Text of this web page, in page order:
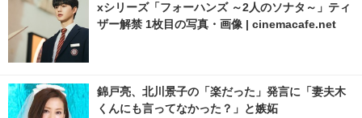
xシリーズ「フォーハンズ ～2人のソナタ～」ティ
ザー解禁 1枚目の写真・画像 | cinemacafe.net
錦戸亮、北川景子の「楽だった」発言に「妻夫木
くんにも言ってなかった？」と嫉妬